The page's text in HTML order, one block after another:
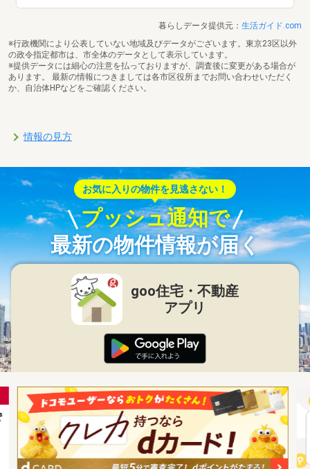
暮らしデータ提供元： 生活ガイド.com
※行政機関により公表していない地域及びデータがございます。東京23区以外
の政令指定都市は、市全体のデータとして表示しています。
※提供データには細心の注意を払っておりますが、調査後に変更がある場合が
あります。 最新の情報につきましては各市区役所までお問い合わせいただく
か、自治体HPなどをご確認ください。
情報の見方
お気に入りの物件を見逃さない！
プッシュ通知で
最新の物件情報が届く
goo住宅・不動産
アプリ